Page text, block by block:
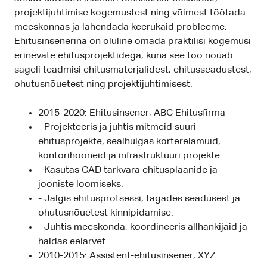
projektijuhtimise kogemustest ning võimest töötada
meeskonnas ja lahendada keerukaid probleeme.
Ehitusinsenerina on oluline omada praktilisi kogemusi
erinevate ehitusprojektidega, kuna see töö nõuab
sageli teadmisi ehitusmaterjalidest, ehitusseadustest,
ohutusnõuetest ning projektijuhtimisest.
2015-2020: Ehitusinsener, ABC Ehitusfirma
- Projekteeris ja juhtis mitmeid suuri
ehitusprojekte, sealhulgas korterelamuid,
kontorihooneid ja infrastruktuuri projekte.
- Kasutas CAD tarkvara ehitusplaanide ja -
jooniste loomiseks.
- Jälgis ehitusprotsessi, tagades seadusest ja
ohutusnõuetest kinnipidamise.
- Juhtis meeskonda, koordineeris allhankijaid ja
haldas eelarvet.
2010-2015: Assistent-ehitusinsener, XYZ